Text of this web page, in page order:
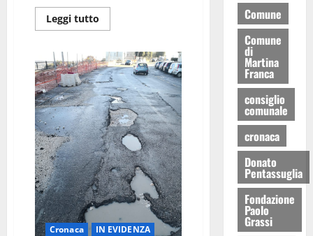
Leggi tutto
Cronaca IN EVIDENZA
Comune
Comune
di
Martina
Franca
consiglio
comunale
cronaca
Donato
Pentassuglia
Fondazione
Paolo
Grassi